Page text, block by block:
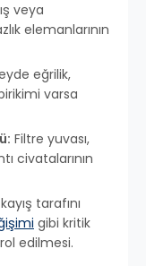
veya
elemanlarının
eğrilik,
varsa
Filtre yuvası,
civatalarının
tarafını
gibi kritik
edilmesi.